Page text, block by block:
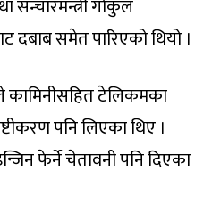
सन्चारमन्त्री गोकुल
दबाब समेत पारिएको थियो ।
कामिनीसहित टेलिकमका
पनि लिएका थिए ।
फेर्ने चेतावनी पनि दिएका